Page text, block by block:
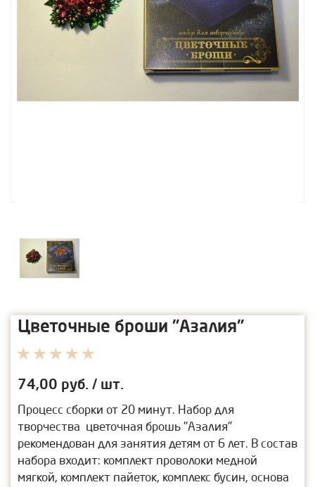
Цветочные броши "Азалия"
74,00 руб. / шт.
Процесс сборки от 20 минут. Набор для
творчества цветочная брошь "Азалия"
рекомендован для занятия детям от 6 лет. В состав
набора входит: комплект проволоки медной
мягкой, комплект пайеток, комплекс бусин, основа